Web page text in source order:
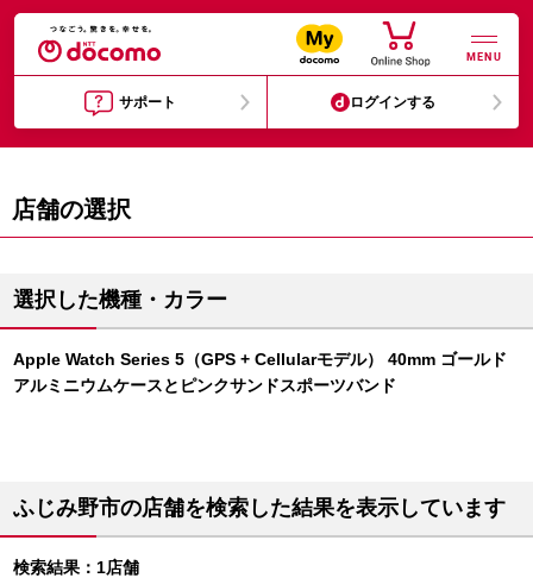
MENU
サポート ログインする
店舗の選択
選択した機種・カラー
Apple Watch Series 5（GPS + Cellularモデル） 40mm ゴールド
アルミニウムケースとピンクサンドスポーツバンド
ふじみ野市の店舗を検索した結果を表示しています
検索結果：1店舗